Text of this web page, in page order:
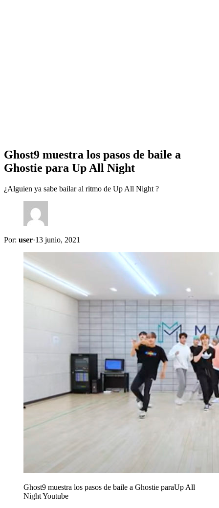
Ghost9 muestra los pasos de baile a
Ghostie para Up All Night
¿Alguien ya sabe bailar al ritmo de Up All Night ?
Por: user·13 junio, 2021
Ghost9 muestra los pasos de baile a Ghostie paraUp All
NightYoutube